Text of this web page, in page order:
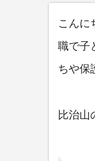
こんに
職で子
ちや保
比治山